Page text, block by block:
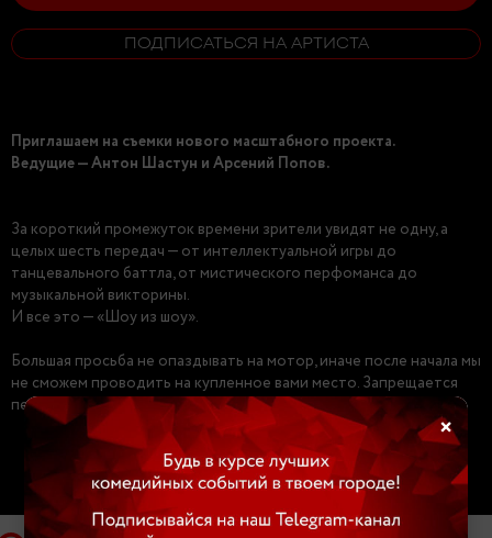
×
ПОДПИСАТЬСЯ НА АРТИСТА
Приглашаем на съемки нового масштабного проекта.
Ведущие — Антон Шастун и Арсений Попов.
За короткий промежуток времени зрители увидят не одну, а
целых шесть передач — от интеллектуальной игры до
танцевального баттла, от мистического перфоманса до
музыкальной викторины.
И все это — «Шоу из шоу».
Большая просьба не опаздывать на мотор, иначе после начала мы
не сможем проводить на купленное вами место. Запрещается
перемещение по зрительному залу после начала съемок.